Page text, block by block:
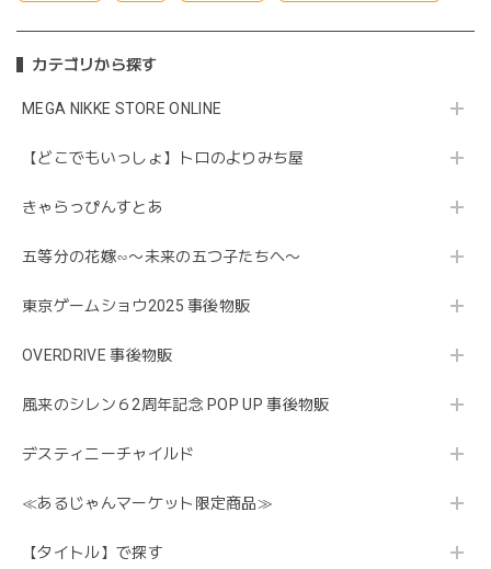
カテゴリから探す
MEGA NIKKE STORE ONLINE
【どこでもいっしょ】トロのよりみち屋
きゃらっぴんすとあ
五等分の花嫁∽〜未来の五つ子たちへ〜
東京ゲームショウ2025 事後物販
OVERDRIVE 事後物販
風来のシレン６2周年記念 POP UP 事後物販
デスティニーチャイルド
≪あるじゃんマーケット限定商品≫
【タイトル】で探す